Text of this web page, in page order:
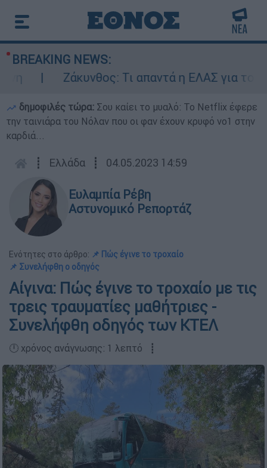
BREAKING NEWS:
Ζάκυνθος: Τι απαντά η ΕΛΑΣ για τους 8
δημοφιλές τώρα: Σου καίει το μυαλό: Το Netflix έφερε
την ταινιάρα του Νόλαν που οι φαν έχουν κρυφό νο1 στην
καρδιά...
┋ Ελλάδα ┋ 04.05.2023 14:59
Ευλαμπία Ρέβη
Αστυνομικό Ρεπορτάζ
Ενότητες στο άρθρο: 📌 Πώς έγινε το τροχαίο
📌 Συνελήφθη ο οδηγός
Αίγινα: Πώς έγινε το τροχαίο με τις
τρεις τραυματίες μαθήτριες -
Συνελήφθη οδηγός των ΚΤΕΛ
🕛 χρόνος ανάγνωσης: 1 λεπτό ┋